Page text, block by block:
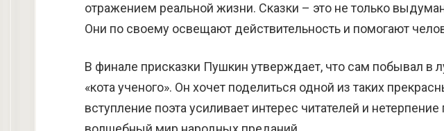
отражением реальной жизни. Сказки – это не только
Они по своему освещают действительность и помогают
В финале присказки Пушкин утверждает, что сам побывал в
«кота ученого». Он хочет поделиться одной из таких
вступление поэта усиливает интерес читателей и